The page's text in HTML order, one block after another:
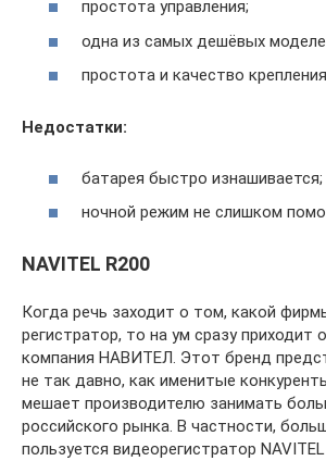
простота управления;
одна из самых дешёвых
простота и качество
Недостатки:
батарея быстро изнашивается;
ночной режим не слишком
NAVITEL R200
Когда речь заходит о том, какой
регистратор, то на ум сразу приходит
компания НАВИТЕЛ. Этот бренд
не так давно, как именитые
мешает производителю занимать
российского рынка. В частности,
пользуется видеорегистратор